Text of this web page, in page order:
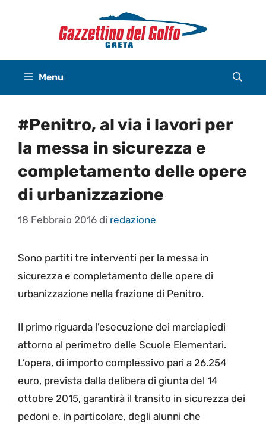
Menu
#Penitro, al via i lavori per
la messa in sicurezza e
completamento delle opere
di urbanizzazione
18 Febbraio 2016 di redazione
Sono partiti tre interventi per la messa in
sicurezza e completamento delle opere di
urbanizzazione nella frazione di Penitro.
Il primo riguarda l’esecuzione dei marciapiedi
attorno al perimetro delle Scuole Elementari.
L’opera, di importo complessivo pari a 26.254
euro, prevista dalla delibera di giunta del 14
ottobre 2015, garantirà il transito in sicurezza dei
pedoni e, in particolare, degli alunni che